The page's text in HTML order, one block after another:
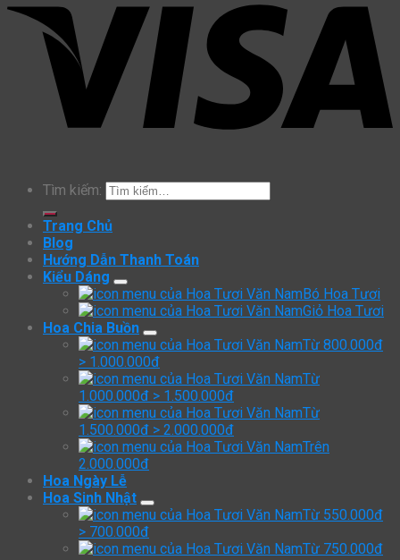
Tìm kiếm:
Trang Chủ
Blog
Hướng Dẫn Thanh Toán
Kiểu Dáng
Bó Hoa Tươi
Giỏ Hoa Tươi
Hoa Chia Buồn
Từ 800.000đ
> 1.000.000đ
Từ
1.000.000đ > 1.500.000đ
Từ
1.500.000đ > 2.000.000đ
Trên
2.000.000đ
Hoa Ngày Lễ
Hoa Sinh Nhật
Từ 550.000đ
> 700.000đ
Từ 750.000đ